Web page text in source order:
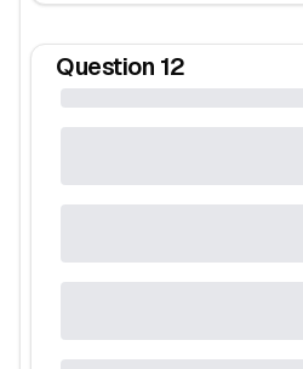
Question 12